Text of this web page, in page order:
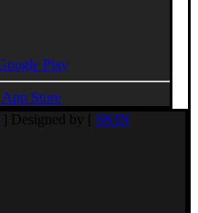
] Designed by [ SKIN